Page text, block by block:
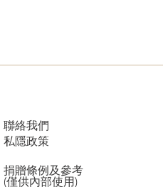
聯絡我們
私隱政策
捐贈條例及參考
(僅供內部使用)